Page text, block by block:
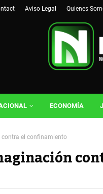
Aviso Legal Quienes
ECONOMÍA
contra el confinamiento